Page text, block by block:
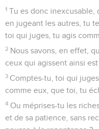
1 Tu es donc inexcusable,
en jugeant les autres, tu
toi qui juges, tu agis
2 Nous savons, en effet,
ceux qui agissent ainsi
3 Comptes-tu, toi qui
comme eux, que toi, tu
4 Ou méprises-tu les
et de sa patience, sans